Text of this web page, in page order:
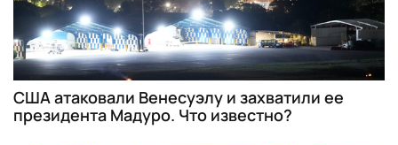
США атаковали Венесуэлу и захватили ее
президента Мадуро. Что известно?